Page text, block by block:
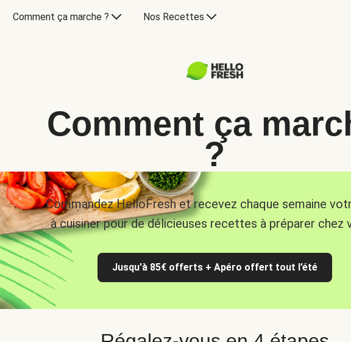
Comment ça marche ? Nos Recettes
Comment ça
?
Commandez HelloFresh et recevez chaque semaine
à cuisiner pour de délicieuses recettes à préparer chez
Jusqu'à 85€ offerts + Apéro offert tout l’été